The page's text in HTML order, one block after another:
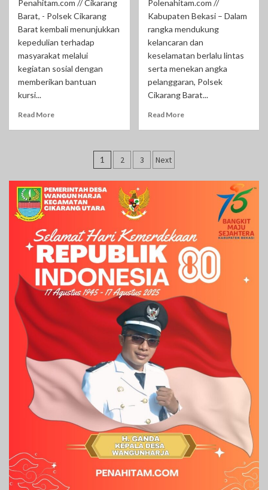
Penahitam.com // Cikarang
Barat, - Polsek Cikarang
Barat kembali menunjukkan
kepedulian terhadap
masyarakat melalui
kegiatan sosial dengan
memberikan bantuan
kursi...
Read More
Polenahitam.com //
Kabupaten Bekasi – Dalam
rangka mendukung
kelancaran dan
keselamatan berlalu lintas
serta menekan angka
pelanggaran, Polsek
Cikarang Barat...
Read More
Paginasi
pos
1 2 3 Next